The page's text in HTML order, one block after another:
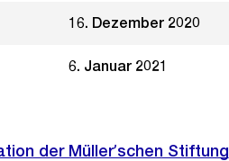
16. Dezember 2020
6. Januar 2021
der Müllerʼschen Stiftung